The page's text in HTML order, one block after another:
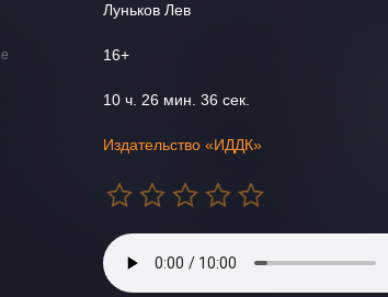
Луньков Лев
16+
10 ч. 26 мин. 36 сек.
Издательство «ИДДК»